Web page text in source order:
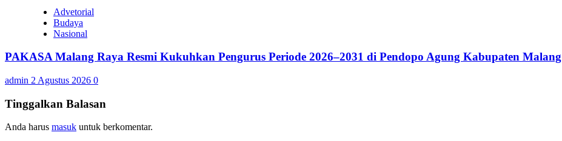
Advetorial
Budaya
Nasional
PAKASA Malang Raya Resmi Kukuhkan Pengurus Periode 2026–2031 di Pendopo Agung Kabupaten Malang
admin 2 Agustus 2026 0
Tinggalkan Balasan
Anda harus masuk untuk berkomentar.